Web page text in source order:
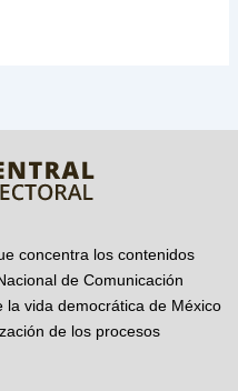
concentra los contenidos
de Comunicación
la vida democrática de México
de los procesos